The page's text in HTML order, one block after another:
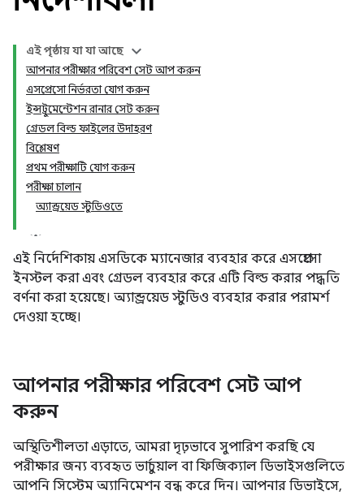
এই পৃষ্ঠায় যা যা আছে
আপনার পরীক্ষার পরিবেশ সেট আপ করুন
এসপ্রেসো নির্ভরতা যোগ করুন
ইন্সট্রুমেন্টেশন রানার সেট করুন
গ্রেডল বিল্ড ফাইলের উদাহরণ
বিশ্লেষণ
প্রথম পরীক্ষাটি যোগ করুন
পরীক্ষা চালান
অ্যান্ড্রয়েড স্টুডিওতে
এই নির্দেশিকায় এসডিকে ম্যানেজার ব্যবহার করে এসপ্রেসো
ইনস্টল করা এবং গ্রেডল ব্যবহার করে এটি বিল্ড করার পদ্ধতি
বর্ণনা করা হয়েছে। অ্যান্ড্রয়েড স্টুডিও ব্যবহার করার পরামর্শ
দেওয়া হচ্ছে।
আপনার পরীক্ষার পরিবেশ সেট আপ
করুন
অস্থিতিশীলতা এড়াতে, আমরা দৃঢ়ভাবে সুপারিশ করছি যে
পরীক্ষার জন্য ব্যবহৃত ভার্চুয়াল বা ফিজিক্যাল ডিভাইসগুলিতে
আপনি সিস্টেম অ্যানিমেশন বন্ধ করে দিন। আপনার ডিভাইসে,